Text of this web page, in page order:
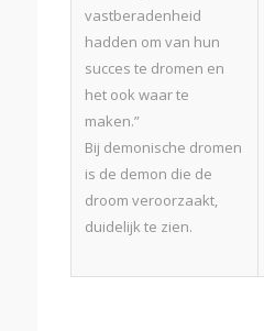
vastberadenheid
hadden om van hun
succes te dromen en
het ook waar te
maken.”
Bij demonische dromen
is de demon die de
droom veroorzaakt,
duidelijk te zien.